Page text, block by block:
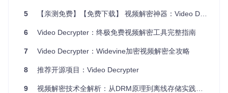
算法实现位于widevine_decrypter/wvdecrypter/wvdecr
掌握解密工具：Video Decrypter实战指南
环境部署任务：从零搭建解密工作站
git clone https://gitcode.com/gh
_mirrors/vi/video_decrypter
5 【亲测免费】【免费下载】 视频解密神器：Video Decrypter 项目推荐
6 Video Decrypter：终极免费视频解密工具完整指南
7 Video Decrypter：Widevine加密视频解密全攻略
8 推荐开源项目：Video Decrypter
9 视频解密技术全解析：从DRM原理到离线存储实践指南